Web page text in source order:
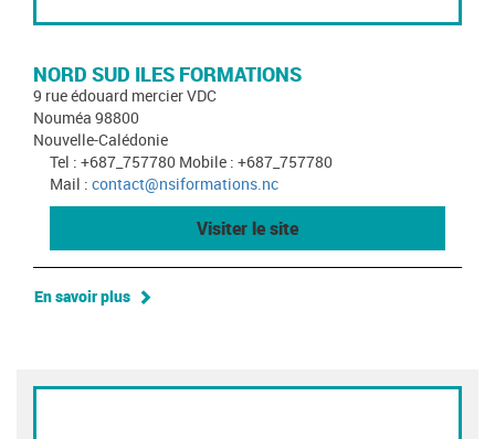
NORD SUD ILES FORMATIONS
9 rue édouard mercier VDC
Nouméa 98800
Nouvelle-Calédonie
Tel : +687_757780 Mobile : +687_757780
Mail : contact@nsiformations.nc
Visiter le site
En savoir plus